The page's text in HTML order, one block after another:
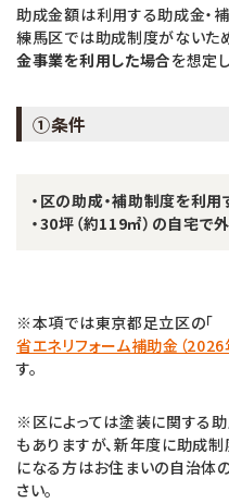
助成金額は利用する助成金・補
練馬区では助成制度がないた
金事業を利用した場合を想定
①条件
・区の助成・補助制度を利
・30坪（約119㎡）の自宅
※本項では東京都足立区の「
省エネリフォーム補助金（2026
す。
※区によっては塗装に関する
もありますが、新年度に助成
になる方はお住まいの自治体
さい。